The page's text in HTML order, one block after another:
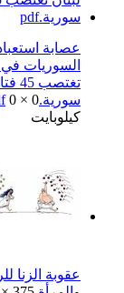
عصابة
السوريات في
تغتصب
سورية.pdf
كيلوبايت
عقوبة الزنا